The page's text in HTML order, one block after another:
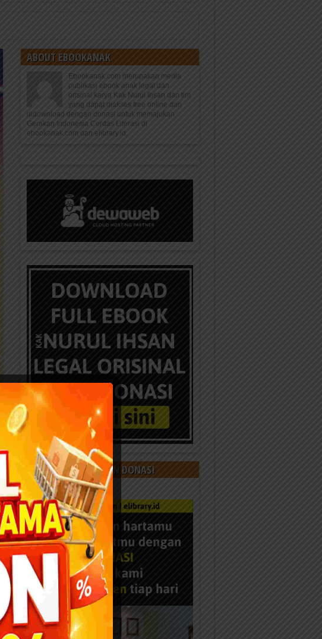
ABOUT EBOOKANAK
Ebookanak.com merupakan media
publikasi ebook anak legal dan
orisinal karya Kak Nurul Ihsan dan tim
yang dapat diakses free online dan
didownload dengan donasi untuk memajukan
Gerakan Indonesia Cerdas Literasi di
ebookanak.com dan elibrary.id.
BANTU KAMI DENGAN DONASI